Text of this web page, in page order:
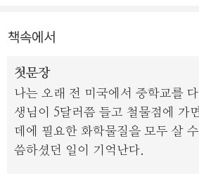
가지게 될 것이다.
책속에서
첫문장
나는 오래 전 미국에서 중학교를
생님이 5달러쯤 들고 철물점에 가
데에 필요한 화학물질을 모두 살
씀하셨던 일이 기억난다.